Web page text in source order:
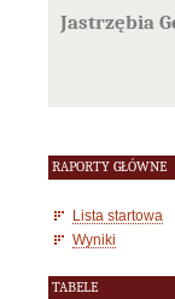
Jastrzębia
RAPORTY GŁÓWNE
Lista startowa
Wyniki
TABELE